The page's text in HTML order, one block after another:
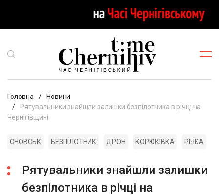
Головна
Новини
Рятувальники знайшли залишки безпілотника в річці на
Чернігівщині
СНОВСЬК БЕЗПІЛОТНИК ДРОН КОРЮКІВКА РІЧКА
Рятувальники знайшли залишки
безпілотника в річці на